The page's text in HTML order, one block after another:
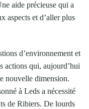
aide précieuse qui a
aspects et d’aller plus
d’environnement et
actions qui, aujourd’hui
nouvelle dimension.
à Leds a nécessité
de Ribiers. De lourds